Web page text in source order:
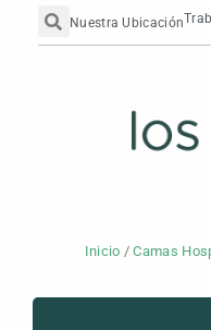
contenido
Nuestra Ubicación
Search
Inicio /Camas